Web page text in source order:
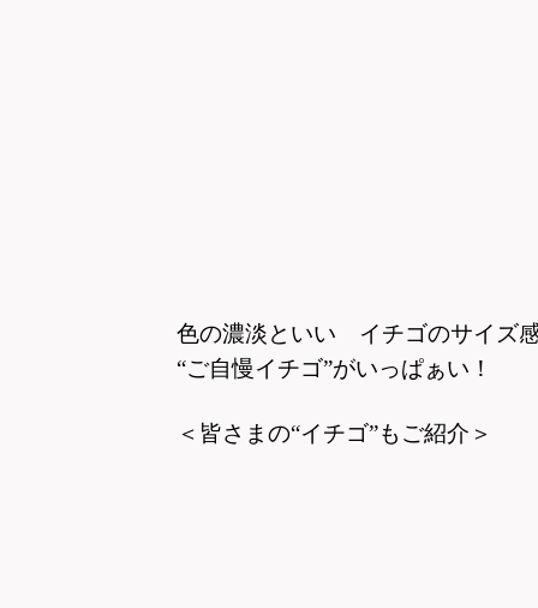
色の濃淡といい イチゴのサイズ
“ご自慢イチゴ”がいっぱぁい！
＜皆さまの“イチゴ”もご紹介＞